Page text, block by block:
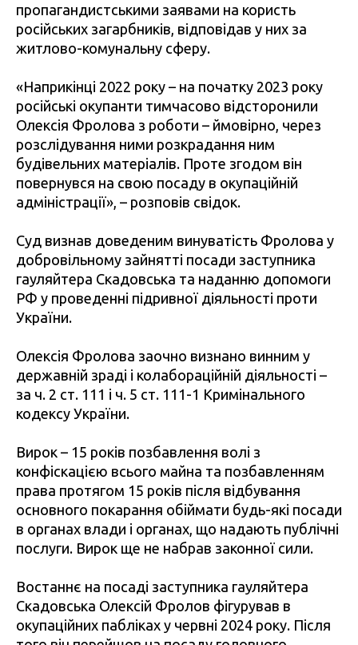
пропагандистськими заявами на користь
російських загарбників, відповідав у них за
житлово-комунальну сферу.
«Наприкінці 2022 року – на початку 2023 року
російські окупанти тимчасово відсторонили
Олексія Фролова з роботи – ймовірно, через
розслідування ними розкрадання ним
будівельних матеріалів. Проте згодом він
повернувся на свою посаду в окупаційній
адміністрації», – розповів свідок.
Суд визнав доведеним винуватість Фролова у
добровільному зайнятті посади заступника
гауляйтера Скадовська та наданню допомоги
РФ у проведенні підривної діяльності проти
України.
Олексія Фролова заочно визнано винним у
державній зраді і колабораційній діяльності –
за ч. 2 ст. 111 і ч. 5 ст. 111-1 Кримінального
кодексу України.
Вирок – 15 років позбавлення волі з
конфіскацією всього майна та позбавленням
права протягом 15 років після відбування
основного покарання обіймати будь-які посади
в органах влади і органах, що надають публічні
послуги. Вирок ще не набрав законної сили.
Востаннє на посаді заступника гауляйтера
Скадовська Олексій Фролов фігурував в
окупаційних пабліках у червні 2024 року. Після